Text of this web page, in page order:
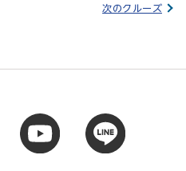
次のクルーズ